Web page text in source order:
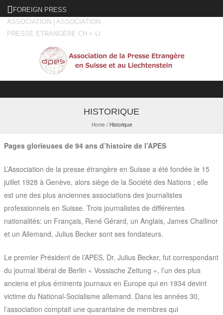
FOREIGN PRESS
ASSOCIATION | ASSOCIATION
PRESSE ETRANGÈRE CH + LI
HISTORIQUE
Home / Historique
Pages glorieuses de 94 ans d’histoire de l’APES
L’Association de la presse étrangère en Suisse a été fondée le 15
juillet 1928 à Genève, alors siège de la Société des Nations ; elle
est une des plus anciennes associations des journalistes
professionnels en Suisse. Trois journalistes de différentes
nationalités: un Français, René Gérard, un Anglais, James Challinor
et un Allemand, Julius Becker sont ses fondateurs.
Le premier Président de l’APES, Dr. Julius Becker, fut correspondant
du journal libéral de Berlin « Vossische Zeitung », l’un des plus
anciens et plus éminents journaux en Europe qui en 1934 devint
victime du National-Socialisme allemand. Dans les années 30,
l’association comptait une quarantaine de membres qui